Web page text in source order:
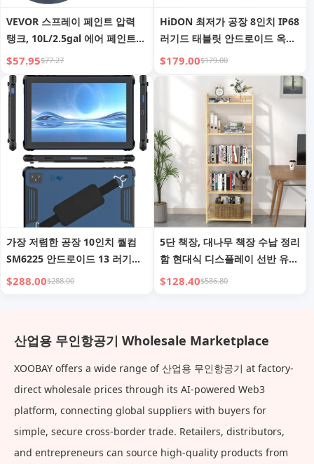
VEVOR 스프레이 페인트 압력
탱크, 10L/2.5gal 에어 페인트
압력 탱크, 1.5mm+4mm 듀얼
노즐 듀얼 스프레이 건, 최대
60PSI, 산업용 가정 장식 건축
자동차 도색용
$57.95$77.27
HiDON 최저가 공장 8인치 IP68
러기드 태블릿 안드로이드 옥타
코어 10000mAh 6+128GB FHD
GPS OEM 러기드 태블릿 PC 산
업용 태블릿 PC
$179.00$179.00
가장 저렴한 공장 10인치 퀄컴
SM6225 안드로이드 13 러기드
태블릿 PC, NFC 2D 바코드 리더
$288.00$288.00
5단 책장, 대나무 책장 수납 정리
함 현대식 디스플레이 선반 유닛
키 큰 책장 코너 수납 랙 (가정 사
$128.40$586.80
산업용 무인항공기 Wholesale Marketplace
XOOBAY offers a wide range of 산업용 무인항공기 at factory-
direct wholesale prices through its AI-powered Web3
platform, connecting global suppliers with buyers for
simple, secure cross-border trade. Retailers, distributors,
and entrepreneurs can source high-quality products from